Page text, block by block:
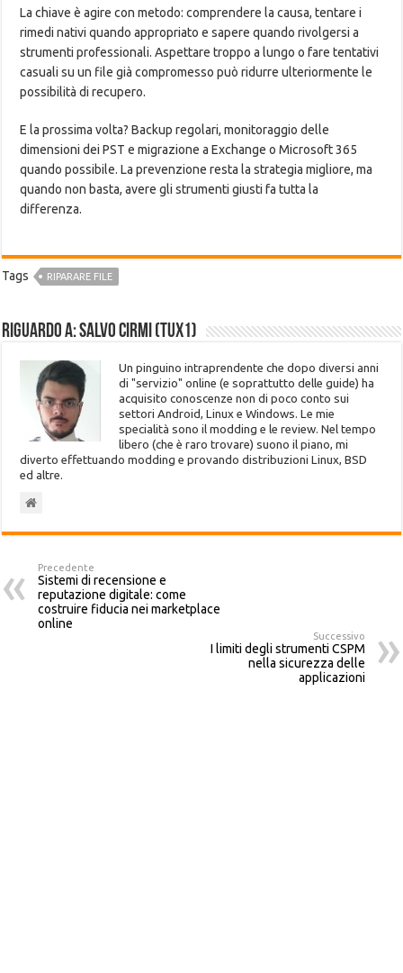
La chiave è agire con metodo: comprendere la causa, tentare i
rimedi nativi quando appropriato e sapere quando rivolgersi a
strumenti professionali. Aspettare troppo a lungo o fare tentativi
casuali su un file già compromesso può ridurre ulteriormente le
possibilità di recupero.
E la prossima volta? Backup regolari, monitoraggio delle
dimensioni dei PST e migrazione a Exchange o Microsoft 365
quando possibile. La prevenzione resta la strategia migliore, ma
quando non basta, avere gli strumenti giusti fa tutta la
differenza.
Tags RIPARARE FILE
Riguardo a: Salvo Cirmi (Tux1)
Un pinguino intraprendente che dopo diversi anni
di "servizio" online (e soprattutto delle guide) ha
acquisito conoscenze non di poco conto sui
settori Android, Linux e Windows. Le mie
specialità sono il modding e le review. Nel tempo
libero (che è raro trovare) suono il piano, mi
diverto effettuando modding e provando distribuzioni Linux, BSD
ed altre.
Precedente
Sistemi di recensione e
reputazione digitale: come
costruire fiducia nei marketplace
online
Successivo
I limiti degli strumenti CSPM
nella sicurezza delle
applicazioni